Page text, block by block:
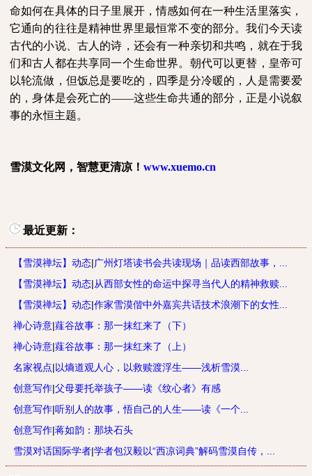
命如何在具体的日子里展开，情感如何在一种生活里落实，
它通向的往往是精神世界里最恒常不变的部分。我们今天读
古代的小说、古人的诗，还会有一种亲切和共鸣，就在于我
们和古人都在共享同一个生命世界。朝代可以更替，皇帝可
以轮流做，但饭总是要吃的，四季是分冷暖的，人是需要爱
的，身体是会死亡的——这些生命共通的部分，正是小说叙
事的永恒主题。
雪漠文化网，智慧更清凉！ www.xuemo.cn
最近更新：
【雪漠禅坛】动态|广州灯塔读书会共读现场｜品读西部故事，...
【雪漠禅坛】动态|从西部女性的命运中探寻当代人的精神救赎...
【雪漠禅坛】动态|作家雪漠偕中外嘉宾共话技术浪潮下的女性...
禅心诗意|薤谷故事：那一抹红来了（下）
禅心诗意|薤谷故事：那一抹红来了（上）
名家视点|以熵道观人心，以救赎渡浮生——浅析雪漠...
创意写作|父母要托举孩子——读《纹心者》有感
创意写作|听别人的故事，悟自己的人生——读《一个...
创意写作|蒋如韵：那块石头
雪漠对话国际学者|学者包汉毅以“西凉词典”解码雪漠自传，...